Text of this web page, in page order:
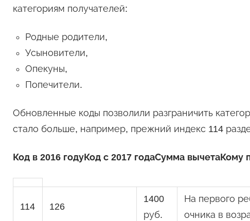
категориям получателей:
Родные родители,
Усыновители,
Опекуны,
Попечители.
Обновленные коды позволили разграничить
стало больше, например, прежний индекс 114
Код в 2016 годуКод с 2017 годаСумма вычетаКому
114 126
1400
руб.
На первого
очника в